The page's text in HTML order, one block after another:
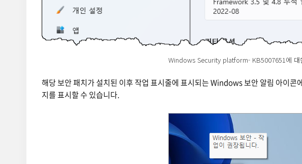
Windows Security platform- KB5007651에 대
해당 보안 패치가 설치된 이후 작업 표시줄에 표시되는 Windows 보안 알림 아이콘
지를 표시할 수 있습니다.